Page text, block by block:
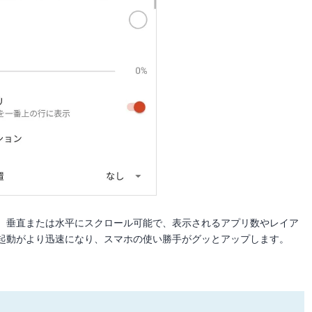
垂直または水平にスクロール可能で、表示されるアプリ数やレイア
がより迅速になり、スマホの使い勝手がグッとアップします。